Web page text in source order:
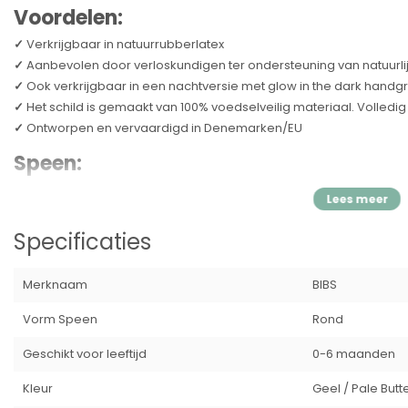
Voordelen:
✓ Verkrijgbaar in natuurrubberlatex
✓ Aanbevolen door verloskundigen ter ondersteuning van
✓ Ook verkrijgbaar in een nachtversie met glow in the dark
✓ Het schild is gemaakt van 100% voedselveilig materiaal. Volledig
✓ Ontworpen en vervaardigd in Denemarken/EU
Speen:
De ronde tepel bevordert een vergelijkbare tongplaatsing en
aangezien de ronde vorm de zijkanten van de tong in staat stelt
net als tijdens het geven van borstvoeding.
ventilatiesysteem zorgt ervoor dat de lucht uit de tepel door het
waarom er na reiniging en sterilisatie water in de nippel kan
om het overtollige water eruit te drukken.
Schild:
Specificaties
Merknaam
BIBS
Vorm Speen
Rond
Geschikt voor leeftijd
0-6 maanden
Kleur
Geel / Pale